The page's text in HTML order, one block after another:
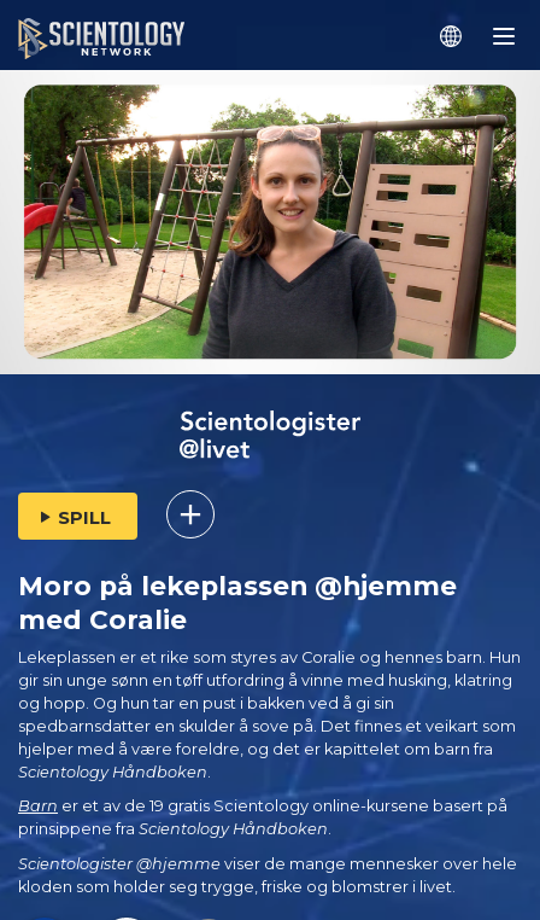
SPILL
Moro på lekeplassen @hjemme
med Coralie
Lekeplassen er et rike som styres av Coralie og hennes barn. Hun
gir sin unge sønn en tøff utfordring å vinne med husking, klatring
og hopp. Og hun tar en pust i bakken ved å gi sin
spedbarnsdatter en skulder å sove på. Det finnes et veikart som
hjelper med å være foreldre, og det er kapittelet om barn fra
Scientology Håndboken
Barn er et av de 19 gratis Scientology online-kursene basert på
prinsippene fra Scientology Håndboken.
Scientologister @hjemme viser de mange mennesker over hele
kloden som holder seg trygge, friske og blomstrer i livet.